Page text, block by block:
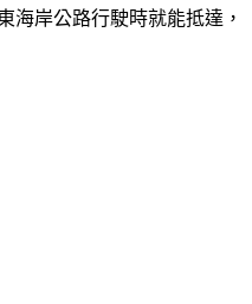
海岸公路行駛時就能抵達，